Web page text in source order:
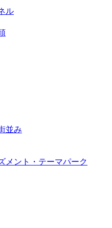
ル
並み
メント・テーマパーク